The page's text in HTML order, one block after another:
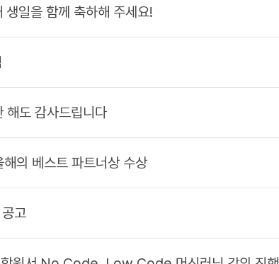
일을 함께 축하해 주세요!
도 감사드립니다
의 베스트 파트너상 수상
고